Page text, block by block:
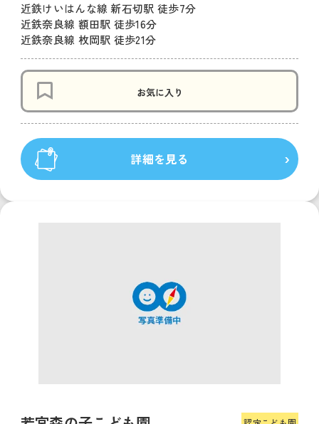
近鉄けいはんな線 新石切駅 徒歩7分
近鉄奈良線 額田駅 徒歩16分
近鉄奈良線 枚岡駅 徒歩21分
お気に入り
詳細を見る